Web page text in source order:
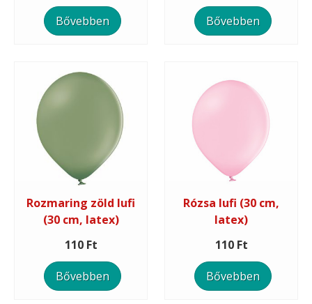
Bővebben Bővebben
Rozmaring zöld lufi
(30 cm, latex)
110 Ft
Bővebben
Rózsa lufi (30 cm,
latex)
110 Ft
Bővebben